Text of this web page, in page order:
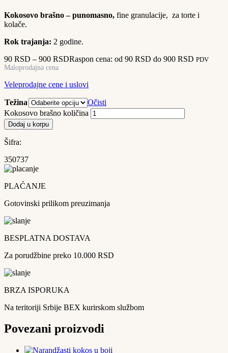
Kokosovo brašno – punomasno, fine granulacije, za torte i
kolače.
Rok trajanja: 2 godine.
90 RSD – 900 RSDRaspon cena: od 90 RSD do 900 RSD PDV
Maloprodajna cena
Veleprodajne cene i uslovi
Težina
Očisti
Kokosovo brašno količina
Dodaj u korpu
Šifra:
350737
PLAĆANJE
Gotovinski prilikom preuzimanja
BESPLATNA DOSTAVA
Za porudžbine preko 10.000 RSD
BRZA ISPORUKA
Na teritoriji Srbije BEX kurirskom službom
Povezani proizvodi